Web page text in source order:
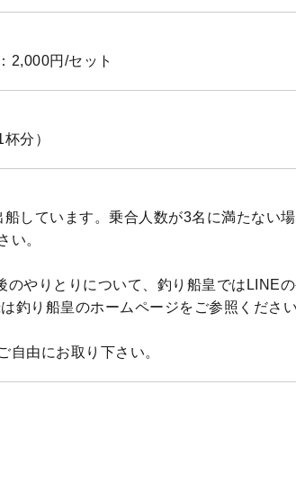
2,000円/セット
分）
しています。乗合人数が3名に満たない
い。
のやりとりについて、釣り船皇ではLINE
釣り船皇のホームページをご参照ください
自由にお取り下さい。